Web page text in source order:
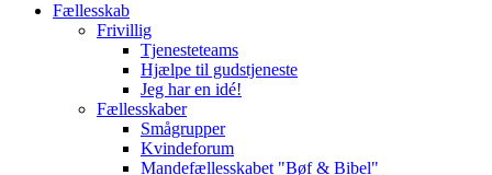
Fællesskab
Frivillig
Tjenesteteams
Hjælpe til gudstjeneste
Jeg har en idé!
Fællesskaber
Smågrupper
Kvindeforum
Mandefællesskabet "Bøf & Bibel"